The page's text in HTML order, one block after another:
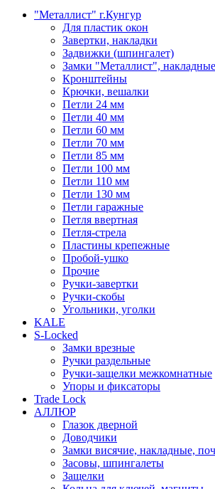
"Металлист" г.Кунгур
Для пластик окон
Завертки, накладки
Задвижки (шпингалет)
Замки "Металлист", накладные
Кронштейны
Крючки, вешалки
Петли 24 мм
Петли 40 мм
Петли 60 мм
Петли 70 мм
Петли 85 мм
Петли 100 мм
Петли 110 мм
Петли 130 мм
Петли гаражные
Петля ввертная
Петля-стрела
Пластины крепежные
Пробой-ушко
Прочие
Ручки-завертки
Ручки-скобы
Угольники, уголки
KALE
S-Locked
Замки врезные
Ручки раздельные
Ручки-защелки межкомнатные
Упоры и фиксаторы
Trade Lock
АЛЛЮР
Глазок дверной
Доводчики
Замки висячие, накладные,
Засовы, шпингалеты
Защелки